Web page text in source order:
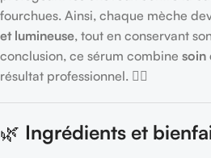
fourchues. Ainsi, chaque mèche
et lumineuse, tout en conservant
conclusion, ce sérum combine soin
résultat professionnel. 💇‍♀️
🌿 Ingrédients et